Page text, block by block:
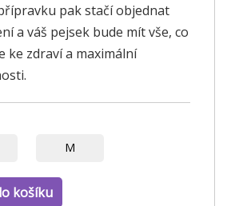
pak stačí objednat
a váš pejsek bude mít vše, co
ke zdraví a maximální
M
košíku